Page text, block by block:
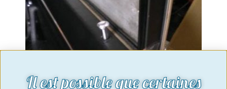
Il est possible que certaines